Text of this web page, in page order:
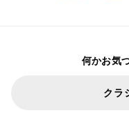
何かお気
クラ